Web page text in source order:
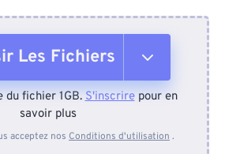
Les Fichiers
l'appareil
du fichier 1GB.S'inscrirepour en
savoir plus
acceptez nos Conditions d'utilisation .